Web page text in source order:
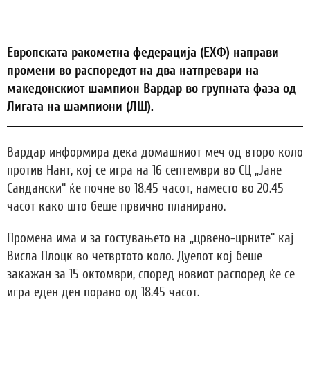
Европската ракометна федерација (ЕХФ) направи
промени во распоредот на два натпревари на
македонскиот шампион Вардар во групната фаза од
Лигата на шампиони (ЛШ).
Вардар информира дека домашниот меч од второ коло
против Нант, кој се игра на 16 септември во СЦ „Јане
Сандански“ ќе почне во 18.45 часот, наместо во 20.45
часот како што беше првично планирано.
Промена има и за гостувањето на „црвено-црните“ кај
Висла Плоцк во четвртото коло. Дуелот кој беше
закажан за 15 октомври, според новиот распоред ќе се
игра еден ден порано од 18.45 часот.